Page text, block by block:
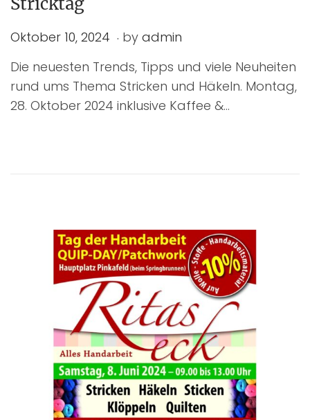
P
s
t
e
Oktober 10, 2024 O
t
o
b
2
0
2
4
. by admin
Die neuesten Trends, Tipps und viele Neuheiten
rund ums Thema Stricken und Häkeln. Montag,
28. Oktober 2024 inklusive Kaffee &…